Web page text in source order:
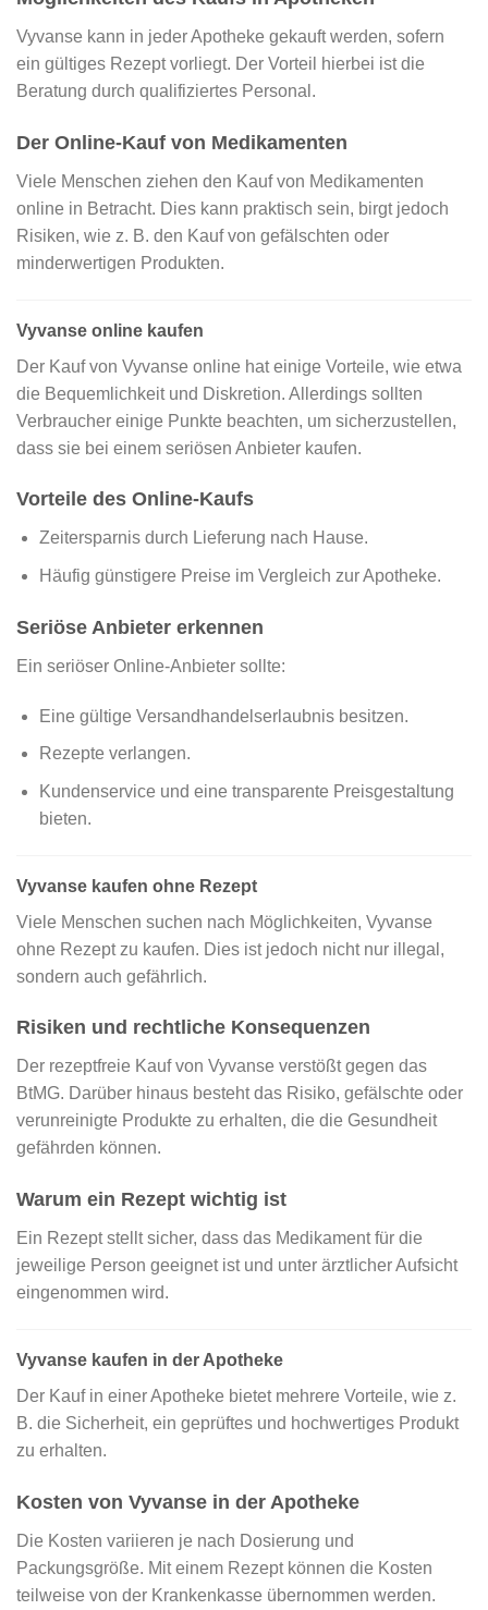
Vyvanse kann in jeder Apotheke gekauft werden, sofern
ein gültiges Rezept vorliegt. Der Vorteil hierbei ist die
Beratung durch qualifiziertes Personal.
Der Online-Kauf von Medikamenten
Viele Menschen ziehen den Kauf von Medikamenten
online in Betracht. Dies kann praktisch sein, birgt jedoch
Risiken, wie z. B. den Kauf von gefälschten oder
minderwertigen Produkten.
Vyvanse online kaufen
Der Kauf von Vyvanse online hat einige Vorteile, wie etwa
die Bequemlichkeit und Diskretion. Allerdings sollten
Verbraucher einige Punkte beachten, um sicherzustellen,
dass sie bei einem seriösen Anbieter kaufen.
Vorteile des Online-Kaufs
Zeitersparnis durch Lieferung nach Hause.
Häufig günstigere Preise im Vergleich zur Apotheke.
Seriöse Anbieter erkennen
Ein seriöser Online-Anbieter sollte:
Eine gültige Versandhandelserlaubnis besitzen.
Rezepte verlangen.
Kundenservice und eine transparente Preisgestaltung
bieten.
Vyvanse kaufen ohne Rezept
Viele Menschen suchen nach Möglichkeiten, Vyvanse
ohne Rezept zu kaufen. Dies ist jedoch nicht nur illegal,
sondern auch gefährlich.
Risiken und rechtliche Konsequenzen
Der rezeptfreie Kauf von Vyvanse verstößt gegen das
BtMG. Darüber hinaus besteht das Risiko, gefälschte oder
verunreinigte Produkte zu erhalten, die die Gesundheit
gefährden können.
Warum ein Rezept wichtig ist
Ein Rezept stellt sicher, dass das Medikament für die
jeweilige Person geeignet ist und unter ärztlicher Aufsicht
eingenommen wird.
Vyvanse kaufen in der Apotheke
Der Kauf in einer Apotheke bietet mehrere Vorteile, wie z.
B. die Sicherheit, ein geprüftes und hochwertiges Produkt
zu erhalten.
Kosten von Vyvanse in der Apotheke
Die Kosten variieren je nach Dosierung und
Packungsgröße. Mit einem Rezept können die Kosten
teilweise von der Krankenkasse übernommen werden.